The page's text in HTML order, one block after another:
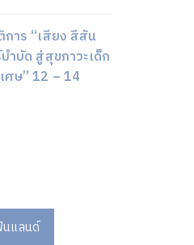
าร “เสียง สีสัน
ำบัด สู่สุขภาวะเด็ก
ศษ” 12 – 14
แลนด์